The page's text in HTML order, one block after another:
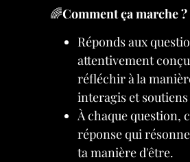
🌈Comment ça marche ?
Réponds aux
attentivement
réfléchir à la
interagis et
À chaque question,
réponse qui
ta manière d'être.